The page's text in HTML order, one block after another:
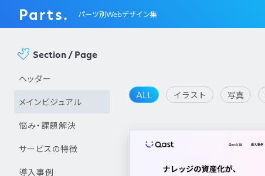
Parts. パーツ別Webデザイン集
Section / Page
ヘッダー
メインビジュアル
悩み・課題解決
サービスの特徴
導入事例
ALL イラスト 写真